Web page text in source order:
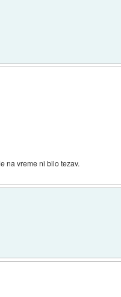
na vreme ni bilo tezav.